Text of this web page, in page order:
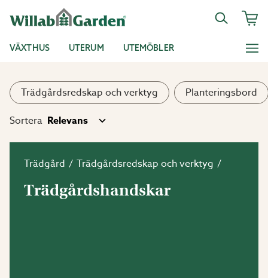
VÄXTHUS UTERUM UTEMÖBLER
Trädgårdsredskap och verktyg
Planteringsbord
Sortera
Trädgård Trädgårdsredskap och verktyg
Trädgårdshandskar